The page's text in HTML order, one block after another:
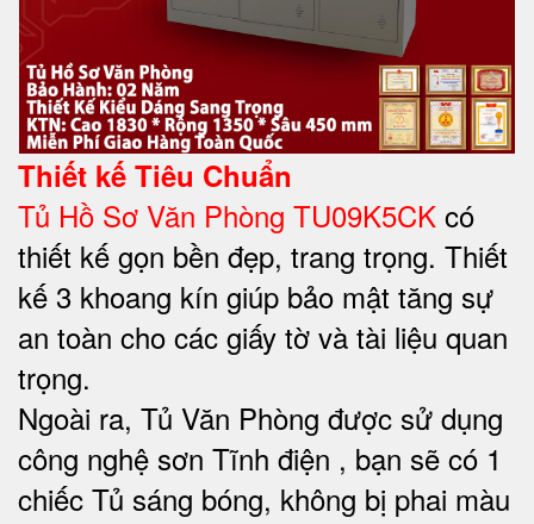
Thiết kế Tiêu Chuẩn
Tủ Hồ Sơ Văn Phòng TU09K5CK có
thiết kế gọn bền đẹp, trang trọng. Thiết
kế 3 khoang kín giúp bảo mật tăng sự
an toàn cho các giấy tờ và tài liệu quan
trọng.
Ngoài ra, Tủ Văn Phòng được sử dụng
công nghệ sơn Tĩnh điện , bạn sẽ có 1
chiếc Tủ sáng bóng, không bị phai màu